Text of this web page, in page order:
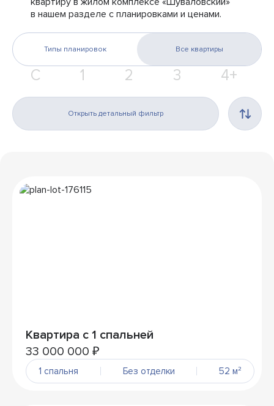
в нашем разделе с планировками и ценами.
Типы планировок Все квартиры
С 1 2 3 4+
Открыть детальный фильтр
Квартира с 1 спальней
33 000 000 ₽
1 спальня Без отделки 52 м²